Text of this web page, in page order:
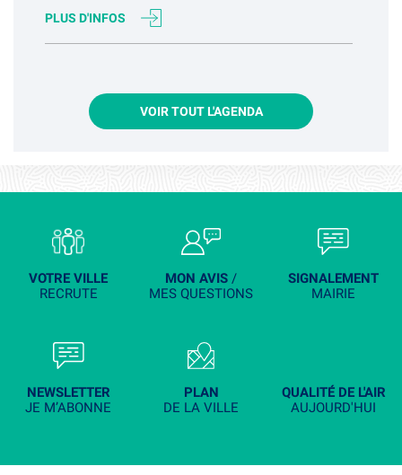
PLUS D'INFOS
VOIR TOUT L'AGENDA
VOTRE VILLE
RECRUTE
MON AVIS /
MES QUESTIONS
SIGNALEMENT
MAIRIE
NEWSLETTER
JE M’ABONNE
PLAN
DE LA VILLE
QUALITÉ DE L'AIR
AUJOURD'HUI